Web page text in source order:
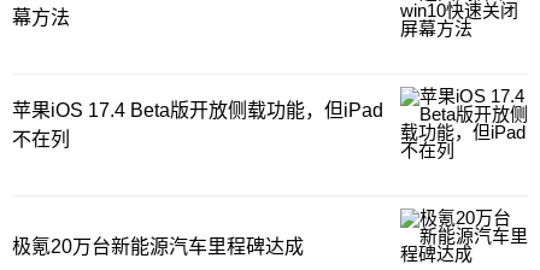
幕方法
苹果iOS 17.4 Beta版开放侧载功能，但iPad
不在列
极氪20万台新能源汽车里程碑达成